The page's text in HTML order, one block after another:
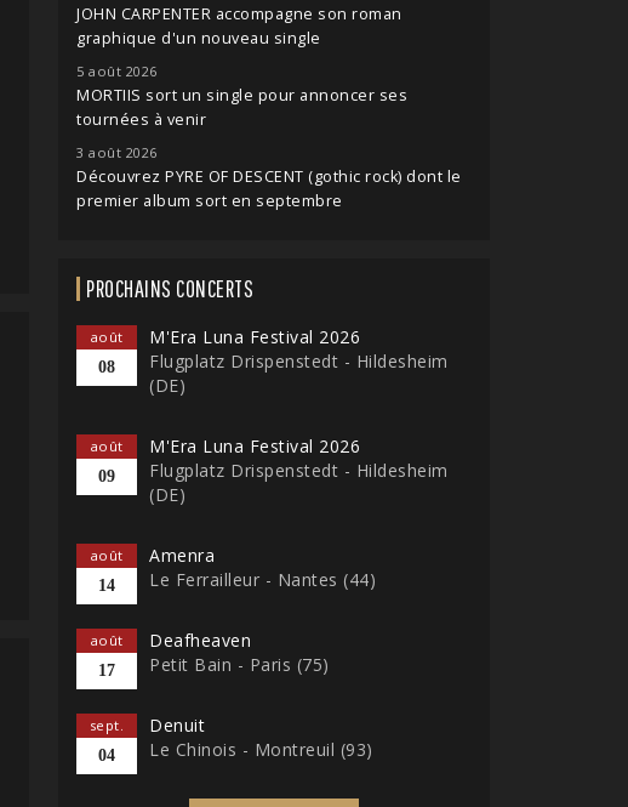
JOHN CARPENTER accompagne son roman
graphique d'un nouveau single
5 août 2026
MORTIIS sort un single pour annoncer ses
tournées à venir
3 août 2026
Découvrez PYRE OF DESCENT (gothic rock) dont le
premier album sort en septembre
PROCHAINS CONCERTS
août
08
M'Era Luna Festival 2026
Flugplatz Drispenstedt - Hildesheim
(DE)
août
09
M'Era Luna Festival 2026
Flugplatz Drispenstedt - Hildesheim
(DE)
août
14
Amenra
Le Ferrailleur - Nantes (44)
août
17
Deafheaven
Petit Bain - Paris (75)
sept.
04
Denuit
Le Chinois - Montreuil (93)